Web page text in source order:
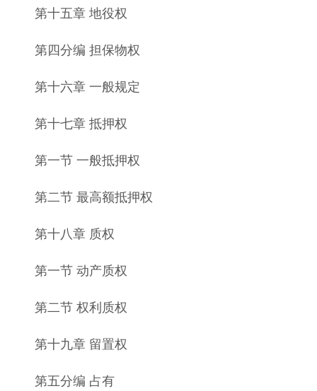
第十五章 地役权
第四分编 担保物权
第十六章 一般规定
第十七章 抵押权
第一节 一般抵押权
第二节 最高额抵押权
第十八章 质权
第一节 动产质权
第二节 权利质权
第十九章 留置权
第五分编 占有